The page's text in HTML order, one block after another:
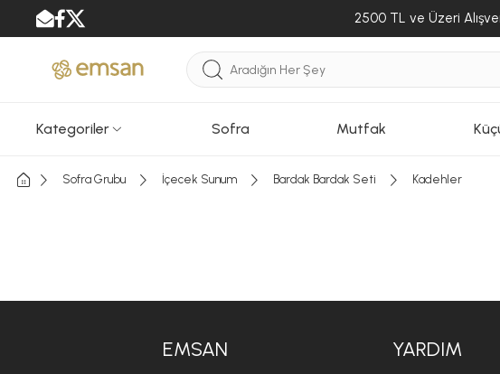
2500 TL ve Üzeri
Kategoriler Sofra Mutfak
Sofra Grubu İçecek Sunum Bardak Bardak Seti Kadehler
EMSAN YARDIM